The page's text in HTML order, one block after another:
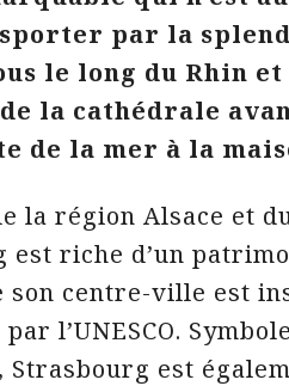
par la
le long du Rhin
la cathédrale
de la mer à la
la région Alsace et
est riche d’un
son centre-ville est
par l’UNESCO.
Strasbourg est